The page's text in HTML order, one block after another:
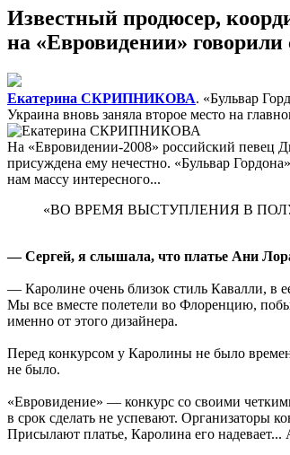
Известный продюсер,
на «Евровидении»
Екатерина СКРИПНИКОВА. «Бульвар
Украина вновь заняла второе место на
На «Евровидении-2008» российский певец
присуждена ему нечестно. «Бульвар
нам массу интересного...
«ВО ВРЕМЯ ВЫСТУПЛЕНИЯ В
— Сергей, я слышала, что платье Ани
— Каролине очень близок стиль Кавалли, в
Мы все вместе полетели во Флоренцию,
именно от этого дизайнера.
Перед конкурсом у Каролины не было
не было.
«Евровидение» — конкурс со своими
в срок сделать не успевают. Организаторы
Присылают платье, Каролина его надевает...